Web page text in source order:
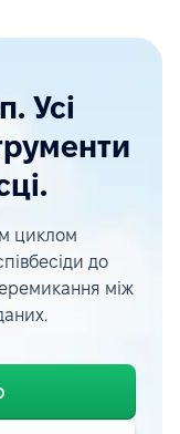
Усі
циклом
до
між